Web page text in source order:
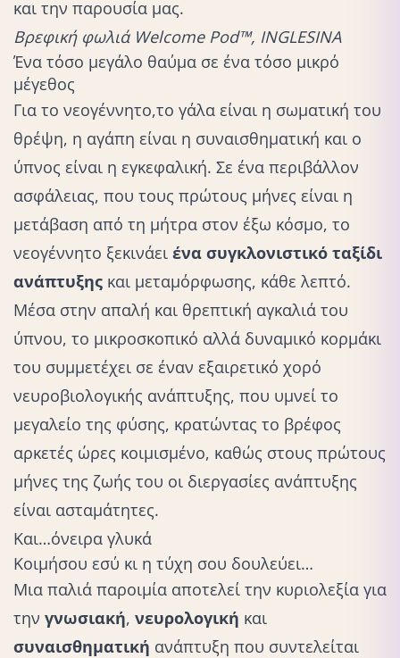
και την παρουσία μας.
Bρεφική φωλιά Welcome Pod™, INGLESINA
Ένα τόσο μεγάλο θαύμα σε ένα τόσο μικρό
μέγεθος
Για το νεογέννητο,το γάλα είναι η σωματική του
θρέψη, η αγάπη είναι η συναισθηματική και ο
ύπνος είναι η εγκεφαλική. Σε ένα περιβάλλον
ασφάλειας, που τους πρώτους μήνες είναι η
μετάβαση από τη μήτρα στον έξω κόσμο, το
νεογέννητο ξεκινάει ένα συγκλονιστικό ταξίδι
ανάπτυξης και μεταμόρφωσης, κάθε λεπτό.
Μέσα στην απαλή και θρεπτική αγκαλιά του
ύπνου, το μικροσκοπικό αλλά δυναμικό κορμάκι
του συμμετέχει σε έναν εξαιρετικό χορό
νευροβιολογικής ανάπτυξης, που υμνεί το
μεγαλείο της φύσης, κρατώντας το βρέφος
αρκετές ώρες κοιμισμένο, καθώς στους πρώτους
μήνες της ζωής του οι διεργασίες ανάπτυξης
είναι ασταμάτητες.
Και…όνειρα γλυκά
Κοιμήσου εσύ κι η τύχη σου δουλεύει…
Μια παλιά παροιμία αποτελεί την κυριολεξία για
την γνωσιακή, νευρολογική και
συναισθηματική ανάπτυξη που συντελείται